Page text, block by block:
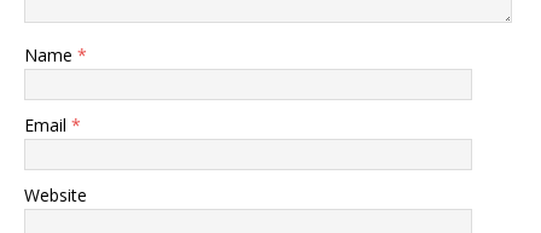
Name *
Email *
Website